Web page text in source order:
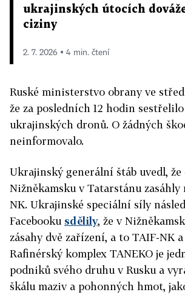
ukrajinských útocích
ciziny
2. 7. 2026 ▪ 4 min. čtení
Ruské ministerstvo obrany ve
že za posledních 12 hodin sestřelilo
ukrajinských dronů. O žádných
neinformovalo.
Ukrajinský generální štáb uvedl,
Nižněkamsku v Tatarstánu
NK. Ukrajinské speciální síly
Facebooku sdělily, že v
zásahy dvě zařízení, a to TAIF-NK a
Rafinérský komplex TANEKO je
podniků svého druhu v Rusku a
škálu maziv a pohonných hmot,